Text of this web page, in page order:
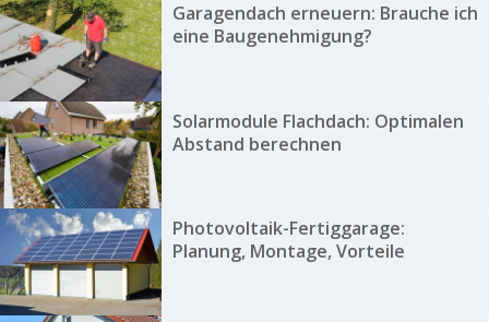
Garagendach erneuern: Brauche ich
eine Baugenehmigung?
Solarmodule Flachdach: Optimalen
Abstand berechnen
Photovoltaik-Fertiggarage:
Planung, Montage, Vorteile